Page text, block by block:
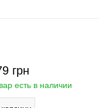
грн
есть в наличии